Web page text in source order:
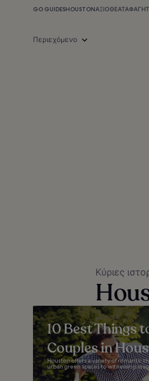
GO GUIDESHOUSTONΑΞΙΟΘΈΑΤΑ
Περιεχόμενο
Κύριες
10 Best Things
Couples in
Houston offers a variety of romantic
urban green spaces to witnessing